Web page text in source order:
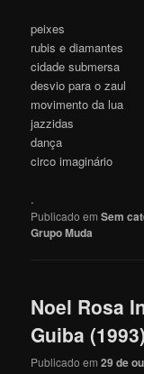
peixes
rubis e diamantes
cidade submersa
desvio para o zaul
movimento da lua
jazzidas
dança
circo imaginário
.
Publicado em Sem
Grupo Muda
Noel Rosa
Guiba (1993)
Publicado em29 de